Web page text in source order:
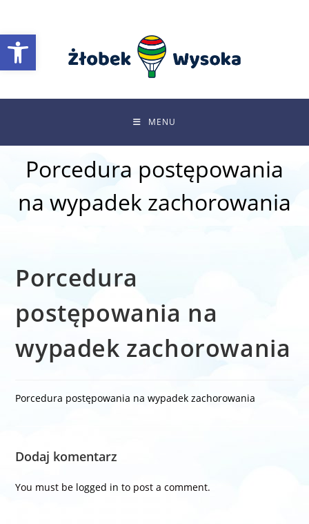
Otwórz pasek narzędzi
content
MENU
Porcedura postępowania
na wypadek zachorowania
Porcedura
postępowania na
wypadek zachorowania
Porcedura postępowania na wypadek zachorowania
Dodaj komentarz
You must be logged in to post a comment.